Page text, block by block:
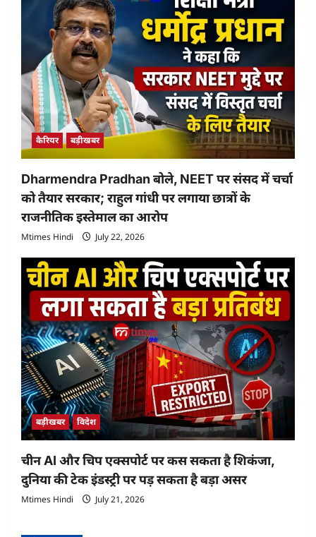
कैरियर बड़ीखबर
Dharmendra Pradhan बोले, NEET पर संसद में चर्चा
को तैयार सरकार; राहुल गांधी पर लगाया छात्रों के
राजनीतिक इस्तेमाल का आरोप
Mtimes Hindi July 22, 2026
बड़ीखबर विदेश
चीन AI और चिप एक्सपोर्ट पर कस सकता है शिकंजा,
दुनिया की टेक इंडस्ट्री पर पड़ सकता है बड़ा असर
Mtimes Hindi July 21, 2026